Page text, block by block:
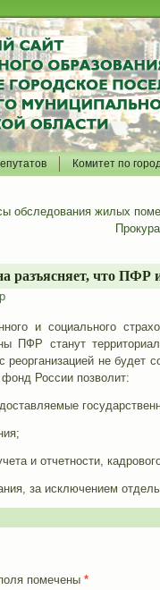
Комитет по
обследования жилых
разъясняет, что
и социального
ПФР станут
не
России позволит:
и отчетности,
за исключением
помечены *